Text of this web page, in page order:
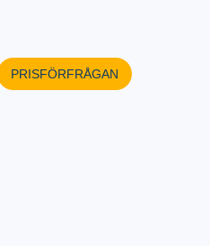
PRISFÖRFRÅGAN